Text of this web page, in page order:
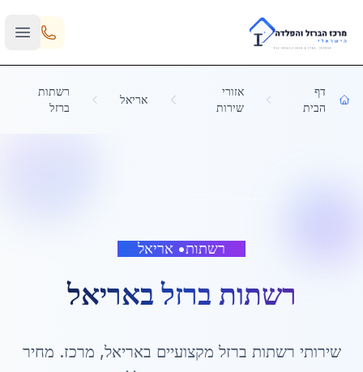
Skip to main content
דף
הבית
אזורי
שירות
אריאל
רשתות
ברזל
רשתות• אריאל
רשתות ברזלבאריאל
שירותי רשתות ברזל מקצועיים באריאל, מרכז. מחיר